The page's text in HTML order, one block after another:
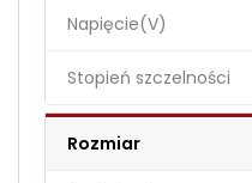
Napięcie(V)
Stopień szczelności
Rozmiar